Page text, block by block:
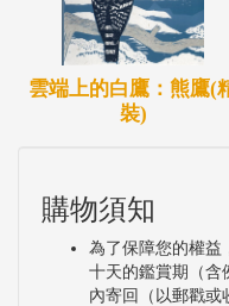
雲端上的白鷹：熊鷹(
裝)
購物須知
為了保障您的權益
十天的鑑賞期（含
內寄回（以郵戳或